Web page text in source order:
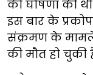
की घोषणा की
इस बार के
संक्रमण के
की मौत हो चुकी